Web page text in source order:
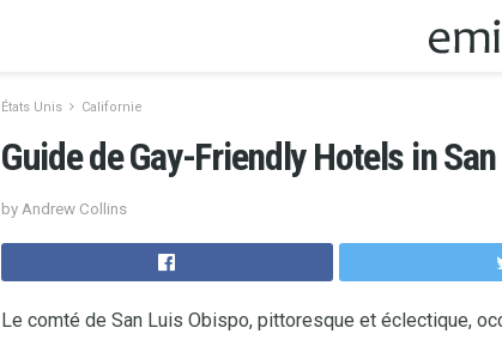
États Unis Californie
Guide de Gay-Friendly Hotels in
by Andrew Collins
Le comté de San Luis Obispo, pittoresque et éclectique,